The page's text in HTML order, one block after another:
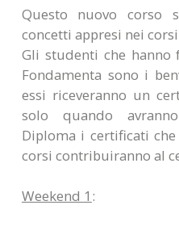
Questo nuovo corso
concetti appresi nei
Gli studenti che hanno
Fondamenta sono i
essi riceveranno un
solo quando
Diploma i certificati
corsi contribuiranno al
Weekend 1 :